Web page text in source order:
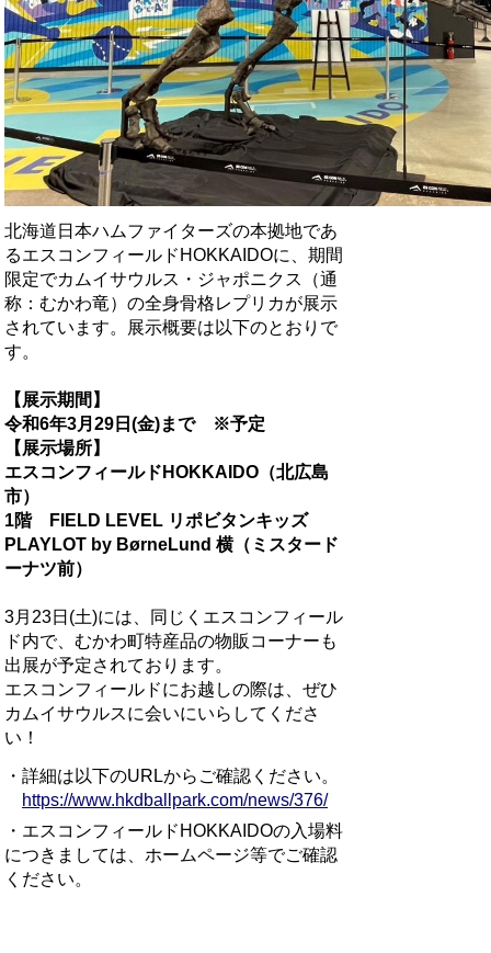
北海道日本ハムファイターズの本拠地であ
るエスコンフィールドHOKKAIDOに、期間
限定でカムイサウルス・ジャポニクス（通
称：むかわ竜）の全身骨格レプリカが展示
されています。展示概要は以下のとおりで
す。
【展示期間】
令和6年3月29日(金)まで ※予定
【展示場所】
エスコンフィールドHOKKAIDO（北広島
市）
1階 FIELD LEVEL リポビタンキッズ
PLAYLOT by BørneLund 横（ミスタード
ーナツ前）
3月23日(土)には、同じくエスコンフィール
ド内で、むかわ町特産品の物販コーナーも
出展が予定されております。
エスコンフィールドにお越しの際は、ぜひ
カムイサウルスに会いにいらしてくださ
い！
・詳細は以下のURLからご確認ください。
https://www.hkdballpark.com/news/376/
・エスコンフィールドHOKKAIDOの入場料
につきましては、ホームページ等でご確認
ください。